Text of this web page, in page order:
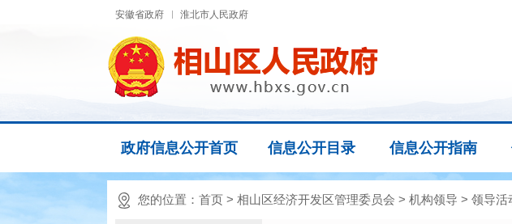
安徽省政府 淮北市人民政府
政府信息公开首页 信息公开目录 信息公开指南
您的位置： 首页 > 相山区经济开发区管理委员会 > 机构领导 > 领导活